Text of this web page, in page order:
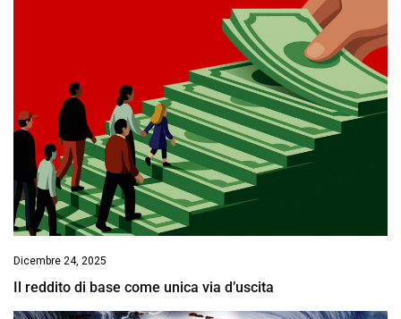
Dicembre 24, 2025
Il reddito di base come unica via d’uscita